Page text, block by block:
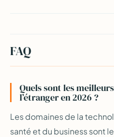
FAQ
Quels sont les
l’étranger en 2026 ?
Les domaines de la
santé et du business sont